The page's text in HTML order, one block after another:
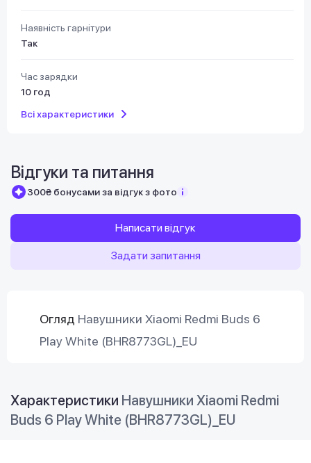
Наявність гарнітури
Так
Час зарядки
10 год
Всі характеристики
Відгуки та питання
300₴ бонусами за відгук з фото
Написати відгук
Задати запитання
Огляд Навушники Xiaomi Redmi Buds 6
Play White (BHR8773GL)_EU
Характеристики Навушники Xiaomi Redmi
Buds 6 Play White (BHR8773GL)_EU